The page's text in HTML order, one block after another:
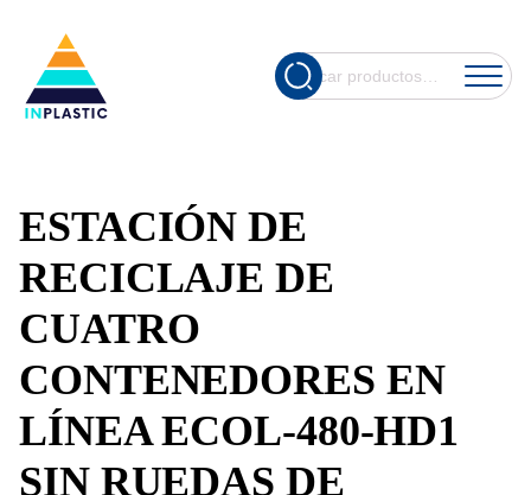
Buscar
por:
Cuando hay
ESTACIÓN DE
RECICLAJE DE
CUATRO
CONTENEDORES EN
LÍNEA ECOL-480-HD1
SIN RUEDAS DE